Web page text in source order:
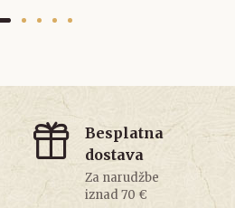
Besplatna
dostava
Za narudžbe
iznad 70 €